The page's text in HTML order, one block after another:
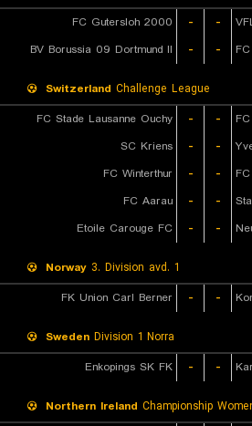
FC Gutersloh 2000
- -
BV Borussia 09 Dortmund II
- -
Switzerland Challenge League
FC Stade Lausanne Ouchy
- -
SC Kriens
- -
FC Winterthur
- -
FC Aarau
- -
Etoile Carouge FC
- -
Norway 3. Division avd. 1
FK Union Carl Berner
- -
Sweden Division 1 Norra
Enkopings SK FK
- -
Northern Ireland Championship